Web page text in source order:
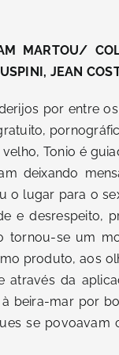
MARTOU/
JEAN
por entre
Tonio é
deixando
o lugar para o
e desrespeito,
tornou-se um
produto, aos
através da
beira-mar por
se